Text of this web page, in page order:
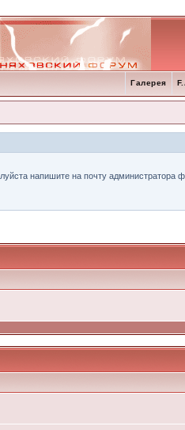
Галерея
напишите на почту администратора